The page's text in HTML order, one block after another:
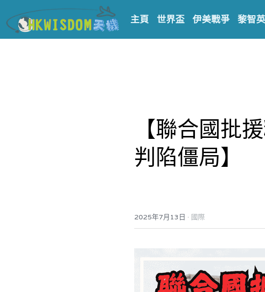
主頁 世界盃 伊美戰爭 黎智
【聯合國批
判陷僵局】
2025年7月13日 · 國際